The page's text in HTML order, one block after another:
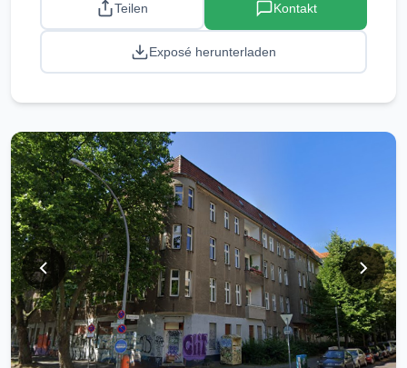
Teilen Kontakt
Exposé herunterladen